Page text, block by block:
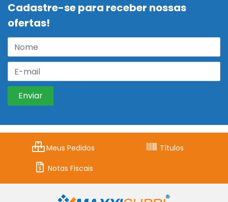
Cadastre-se para receber nossas
ofertas!
Meus Pedidos
Títulos
Notas Fiscais